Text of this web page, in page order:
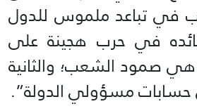
في تباعد ملموس للدول
في حرب هجينة على
صمود الشعب؛ والثانية
مسؤولي الدولة”.